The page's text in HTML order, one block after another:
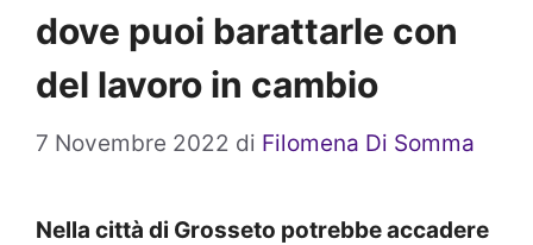
dove puoi barattarle con
del lavoro in cambio
7 Novembre 2022 di Filomena Di Somma
Nella città di Grosseto potrebbe accadere